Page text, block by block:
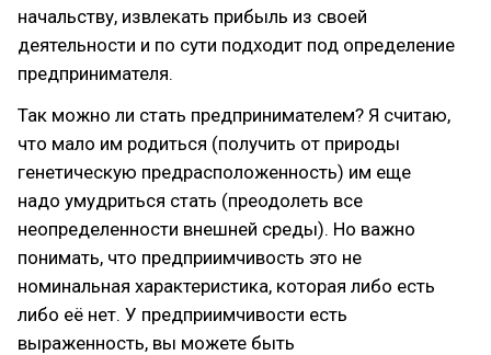
начальству, извлекать прибыль из своей
деятельности и по сути подходит под определение
предпринимателя.
Так можно ли стать предпринимателем? Я считаю,
что мало им родиться (получить от природы
генетическую предрасположенность) им еще
надо умудриться стать (преодолеть все
неопределенности внешней среды). Но важно
понимать, что предприимчивость это не
номинальная характеристика, которая либо есть
либо её нет. У предприимчивости есть
выраженность, вы можете быть